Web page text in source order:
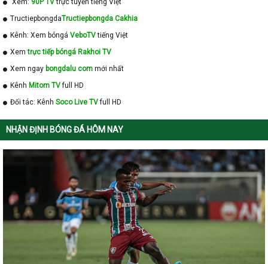
Xem: 90P TVtrực tuyến tiếng Việt
TructiepbongdaTructiepbongda Cakhia
Kênh: Xem bóngá VeboTVtiếng Việt
Xemtrực tiếp bóngá Rakhoi TV
Xem ngay bongdalu com mới nhất
Kênh Mitom TVfull HD
Đối tác: Kênh Soco Live TVfull HD
NHẬN ĐỊNH BÓNG ĐÁ HÔM NAY